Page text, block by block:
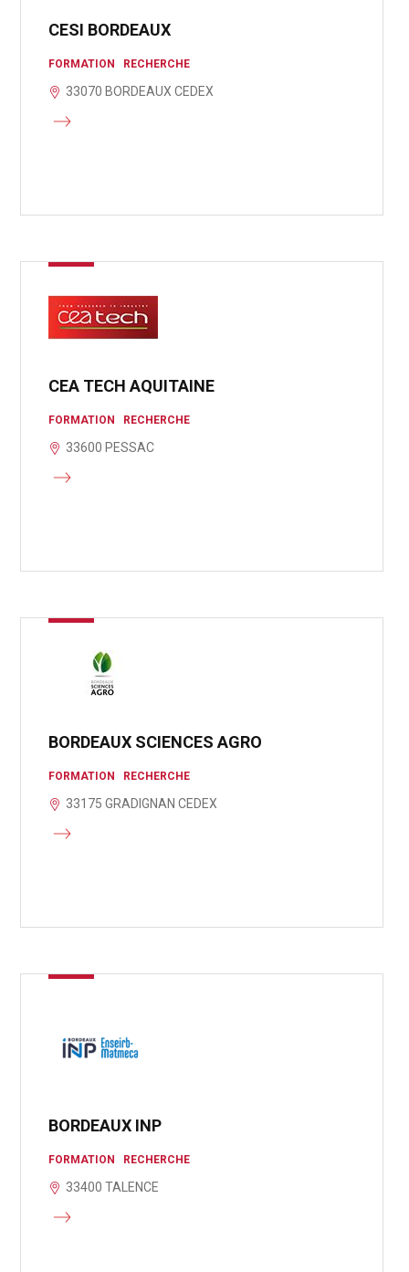
CESI BORDEAUX
FORMATION RECHERCHE
33070 BORDEAUX CEDEX
CEA TECH AQUITAINE
FORMATION RECHERCHE
33600 PESSAC
BORDEAUX SCIENCES AGRO
FORMATION RECHERCHE
33175 GRADIGNAN CEDEX
BORDEAUX INP
FORMATION RECHERCHE
33400 TALENCE